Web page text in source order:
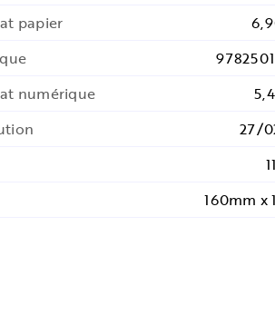
papier
numérique
27/
160mm x